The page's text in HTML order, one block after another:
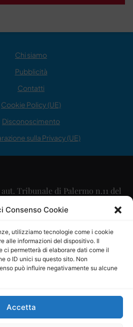
Consenso Cookie
utilizziamo tecnologie come i cookie
alle informazioni del dispositivo. Il
ci permetterà di elaborare dati come il
o ID unici su questo sito. Non
può influire negativamente su alcune
Accetta
Chi siamo
Pubblicità
Contatti
Cookie Policy (UE)
Disconoscimento
sulla Privacy (UE)
Tribunale di Palermo n.11 del
29/09/2015
Maurizio Scaglione
Maria Calabrese
06334930820
Società Cooperativa a r.l. è